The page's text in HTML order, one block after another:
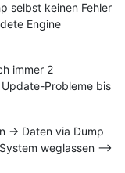
selbst keinen Fehler
Engine
immer 2
Probleme bis
-> Daten via Dump
weglassen -->